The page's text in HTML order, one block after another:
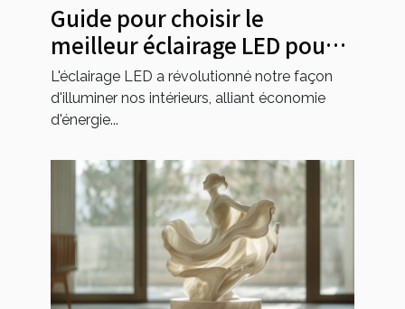
Guide pour choisir le
meilleur éclairage LED pour
la maison
L'éclairage LED a révolutionné notre façon
d'illuminer nos intérieurs, alliant économie
d'énergie...